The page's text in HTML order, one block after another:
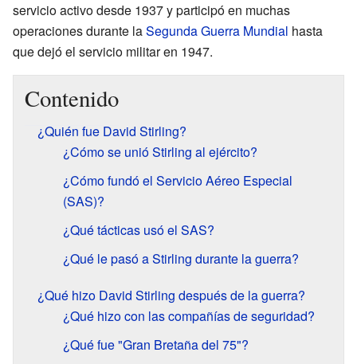
servicio activo desde 1937 y participó en muchas
operaciones durante laSegunda Guerra Mundial hasta
que dejó el servicio militar en 1947.
Contenido
¿Quién fue David Stirling?
¿Cómo se unió Stirling al ejército?
¿Cómo fundó el Servicio Aéreo Especial
(SAS)?
¿Qué tácticas usó el SAS?
¿Qué le pasó a Stirling durante la guerra?
¿Qué hizo David Stirling después de la guerra?
¿Qué hizo con las compañías de seguridad?
¿Qué fue "Gran Bretaña del 75"?